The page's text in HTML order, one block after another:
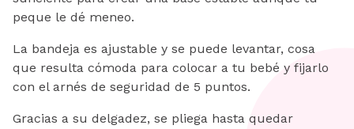
peque le dé meneo.
La bandeja es ajustable y se puede levantar, cosa
que resulta cómoda para colocar a tu bebé y fijarlo
con el arnés de seguridad de 5 puntos.
Gracias a su delgadez, se pliega hasta quedar